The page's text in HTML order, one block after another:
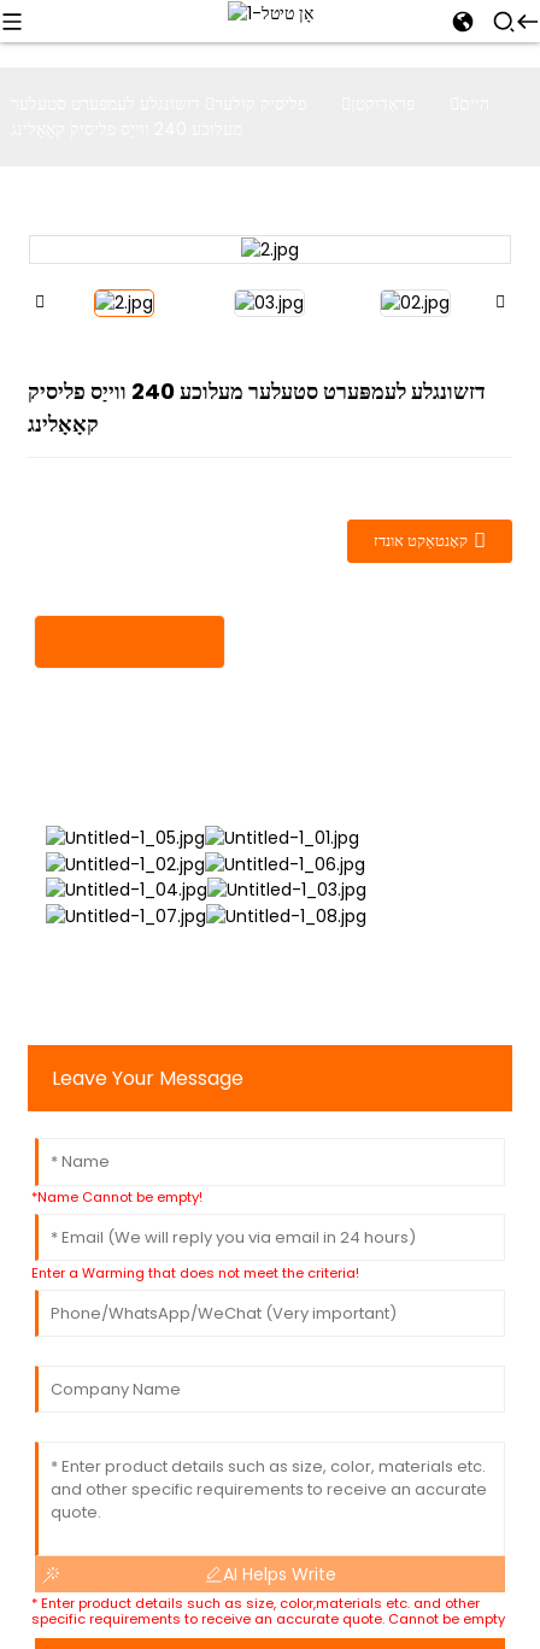
דזשונגלע לעמפּערט סטעלער מעלוכע 240 ווייַס פליסיק
קאָאָלינג
קאָנטאַקט אונדז
Leave Your Message
*Name Cannot be empty!
Enter a Warming that does not meet the criteria!
* Enter product details such as size, color,materials etc. and other
specific requirements to receive an accurate quote. Cannot be empty
AI Helps Write